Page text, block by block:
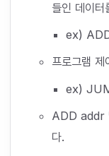
들인 데이터
ex)
프로그램 제
ex)
ADD addr
다.